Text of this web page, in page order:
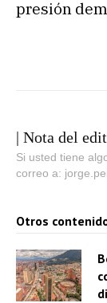
presión
| Nota del
Si usted tiene
correo a:
Otros